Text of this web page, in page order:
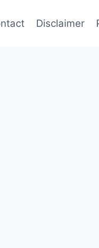
Disclaimer